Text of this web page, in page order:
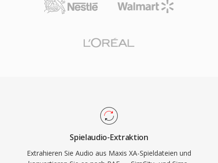
Spielaudio-Extraktion
Extrahieren Sie Audio aus Maxis XA-Spieldateien und